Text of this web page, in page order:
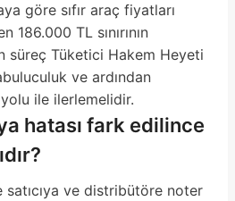
göre sıfır araç fiyatları
186.000 TL sınırının
süreç Tüketici Hakem Heyeti
ve ardından
ile ilerlemelidir.
hatası fark edilince
satıcıya ve distribütöre noter